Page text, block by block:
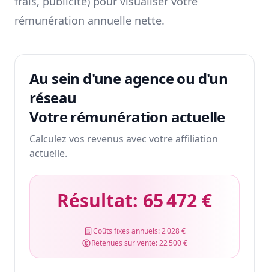
rémunération annuelle nette.
Au sein d'une agence ou d'un
réseau
Votre rémunération actuelle
Calculez vos revenus avec votre affiliation
actuelle.
Résultat: 65 472 €
Coûts fixes annuels:2 028 €
Retenues sur vente:22 500 €